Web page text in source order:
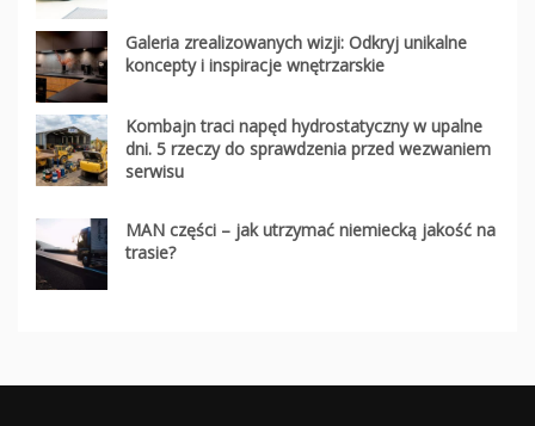
Galeria zrealizowanych wizji: Odkryj unikalne
koncepty i inspiracje wnętrzarskie
Kombajn traci napęd hydrostatyczny w upalne
dni. 5 rzeczy do sprawdzenia przed wezwaniem
serwisu
MAN części – jak utrzymać niemiecką jakość na
trasie?